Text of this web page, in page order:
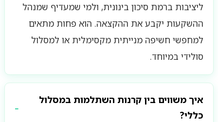
ליציבות ברמת סיכון בינונית, ולמי שמעדיף שמנהל
ההשקעות יקבע את ההקצאה. הוא פחות מתאים
למחפשי חשיפה מנייתית מקסימלית או למסלול
סולידי במיוחד.
איך משווים בין קרנות השתלמות במסלול
כללי?